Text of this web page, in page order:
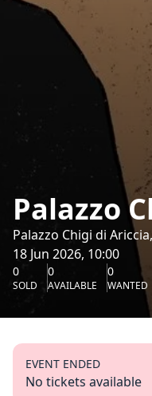
Palazzo
Palazzo Chigi di
18 Jun 2026, 10:00
0
SOLD
0
AVAILABLE
0
WANTED
EVENT ENDED
No tickets available